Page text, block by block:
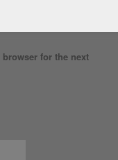
for the next